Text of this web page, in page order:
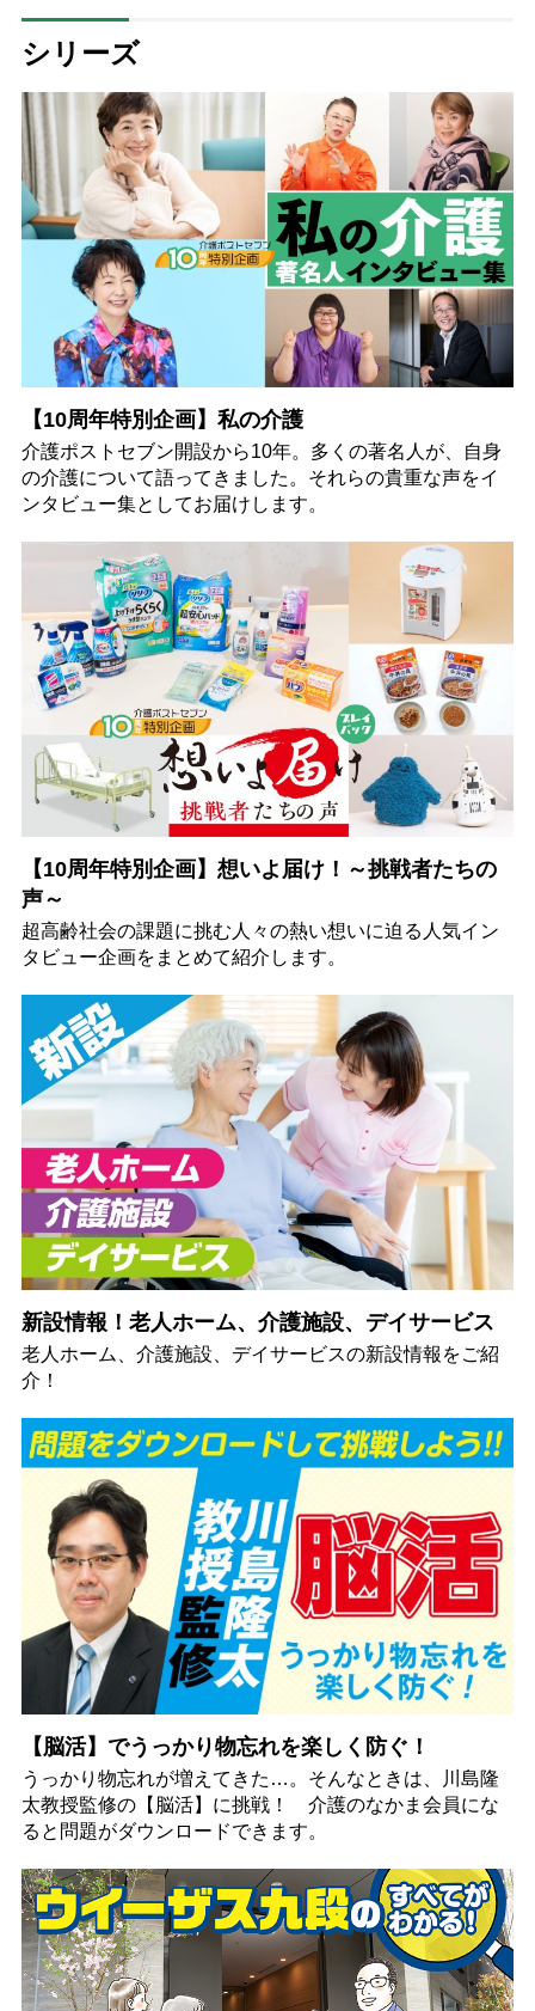
シリーズ
【10周年特別企画】私の介護
介護ポストセブン開設から10年。多くの著名人が、自身
の介護について語ってきました。それらの貴重な声をイ
ンタビュー集としてお届けします。
【10周年特別企画】想いよ届け！～挑戦者たちの
声～
超高齢社会の課題に挑む人々の熱い想いに迫る人気イン
タビュー企画をまとめて紹介します。
新設情報！老人ホーム、介護施設、デイサービス
老人ホーム、介護施設、デイサービスの新設情報をご紹
介！
【脳活】でうっかり物忘れを楽しく防ぐ！
うっかり物忘れが増えてきた…。そんなときは、川島隆
太教授監修の【脳活】に挑戦！ 介護のなかま会員にな
ると問題がダウンロードできます。